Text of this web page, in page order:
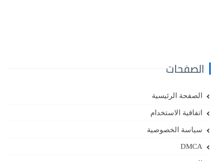
الصفحات
الصفحة الرئيسية
اتفاقية الاستخدام
سياسة الخصوصية
DMCA